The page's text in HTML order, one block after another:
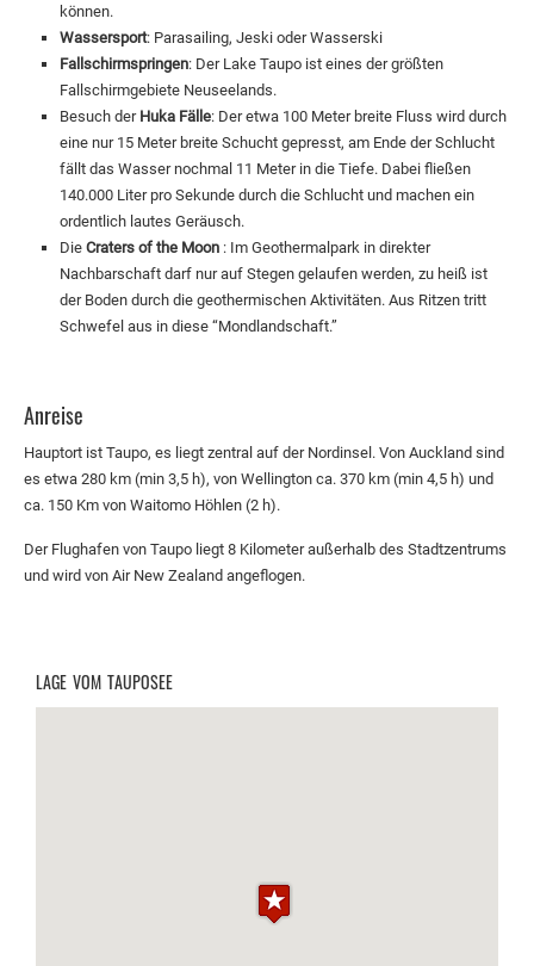
können.
Wassersport: Parasailing, Jeski oder Wasserski
Fallschirmspringen: Der Lake Taupo ist eines der größten
Fallschirmgebiete Neuseelands.
Besuch der Huka Fälle: Der etwa 100 Meter breite Fluss wird durch
eine nur 15 Meter breite Schucht gepresst, am Ende der Schlucht
fällt das Wasser nochmal 11 Meter in die Tiefe. Dabei fließen
140.000 Liter pro Sekunde durch die Schlucht und machen ein
ordentlich lautes Geräusch.
Die Craters of the Moon : Im Geothermalpark in direkter
Nachbarschaft darf nur auf Stegen gelaufen werden, zu heiß ist
der Boden durch die geothermischen Aktivitäten. Aus Ritzen tritt
Schwefel aus in diese “Mondlandschaft.”
Anreise
Hauptort ist Taupo, es liegt zentral auf der Nordinsel. Von Auckland sind
es etwa 280 km (min 3,5 h), von Wellington ca. 370 km (min 4,5 h) und
ca. 150 Km von Waitomo Höhlen (2 h).
Der Flughafen von Taupo liegt 8 Kilometer außerhalb des Stadtzentrums
und wird von Air New Zealand angeflogen.
LAGE VOM TAUPOSEE